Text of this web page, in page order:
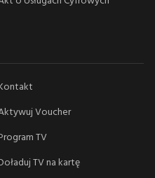
Voucher
TV
TV na kartę